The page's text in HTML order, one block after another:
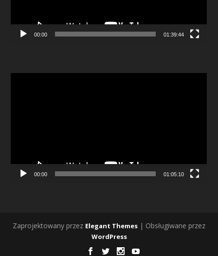
00:00 01:39:44
00:00 01:05:10
Zaprojektowany przez Elegant Themes | Obsługiwane przez
WordPress